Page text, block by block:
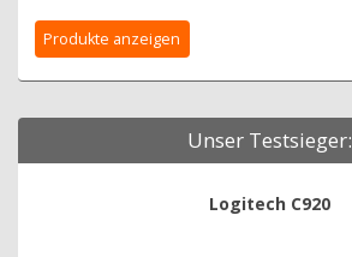
Unser Testsieger:
Logitech C920